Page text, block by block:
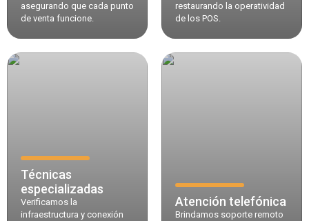
asegurando que cada punto
de venta funcione.
restaurando la operatividad
de los POS.
Técnicas
especializadas
Verificamos la
infraestructura y conexión
Atención telefónica
Brindamos soporte remoto